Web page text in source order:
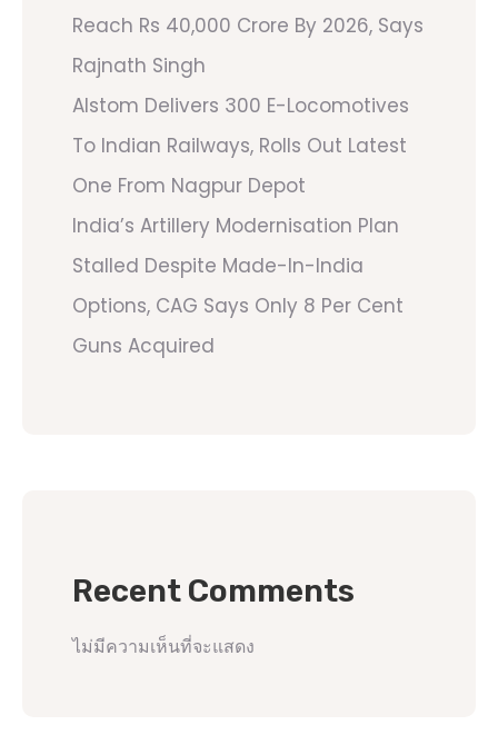
Reach Rs 40,000 Crore By 2026, Says
Rajnath Singh
Alstom Delivers 300 E-Locomotives
To Indian Railways, Rolls Out Latest
One From Nagpur Depot
India’s Artillery Modernisation Plan
Stalled Despite Made-In-India
Options, CAG Says Only 8 Per Cent
Guns Acquired
Recent Comments
ไม่มีความเห็นที่จะแสดง